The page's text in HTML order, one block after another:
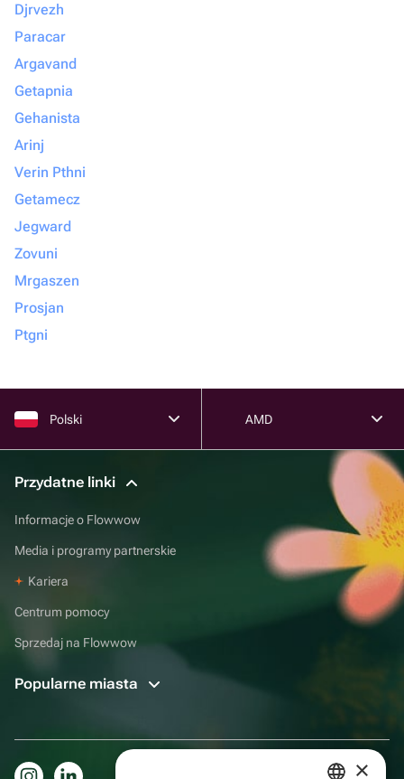
Djrvezh
Paracar
Argavand
Getapnia
Gehanista
Arinj
Verin Pthni
Getamecz
Jegward
Zovuni
Mrgaszen
Prosjan
Ptgni
Polski AMD
Przydatne linki
Informacje o Flowwow
Media i programy partnerskie
Kariera
Centrum pomocy
Sprzedaj na Flowwow
Popularne miasta
×